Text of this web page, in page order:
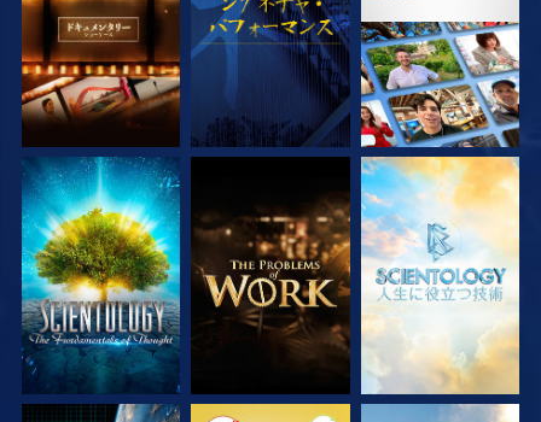
シリーズを探求 シリーズを探求 シリーズを探求